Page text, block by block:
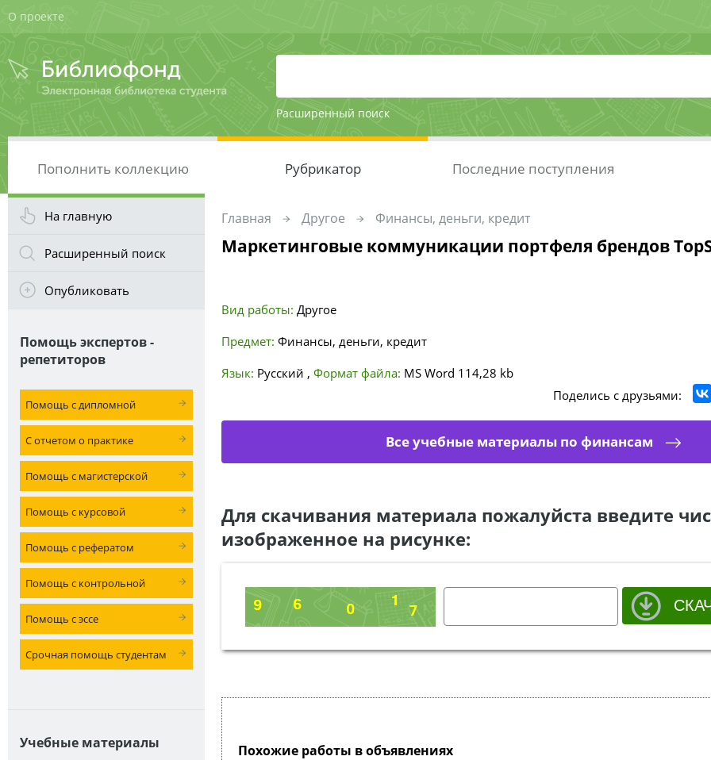
О проекте
Расширенный поиск
Пополнить коллекцию Рубрикатор Последние поступления
На главную
Расширенный поиск
Опубликовать
Помощь экспертов -
репетиторов
Помощь с дипломной
С отчетом о практике
Помощь с магистерской
Помощь с курсовой
Помощь с рефератом
Помощь с контрольной
Помощь с эссе
Срочная помощь студентам
Учебные материалы
Главная Другое Финансы, деньги, кредит
Маркетинговые коммуникации портфеля брендов
Вид работы: Другое
Предмет: Финансы, деньги, кредит
Язык: Русский , Формат файла: MS Word 114,28 kb
Поделись с друзьями:
Все учебные материалы по финансам
Для скачивания материала пожалуйста введите
изображенное на рисунке:
Похожие работы в объявлениях